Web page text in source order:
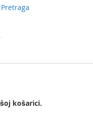
Pretraga
košarici.